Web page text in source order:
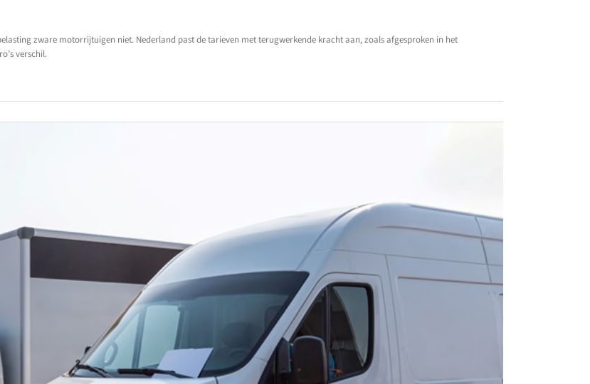
zware motorrijtuigen niet. Nederland past de tarieven met terugwerkende kracht aan, zoals afgesproken in het
verschil.